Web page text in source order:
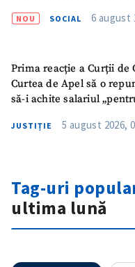
NOU SOCIAL 6 august
Prima reacție a Curții de
Curtea de Apel să o
să-i achite salariul
JUSTIȚIE 5 august 2026,
Tag-uri
ultima lună